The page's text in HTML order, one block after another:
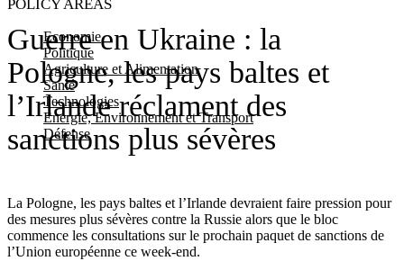
POLICY AREAS
Economie
Politique
Agriculture et Alimentation
Santé
Technologies
Energie, Environnement et Transport
Défense
Guerre en Ukraine : la
Pologne, les pays baltes et
l’Irlande réclament des
sanctions plus sévères
La Pologne, les pays baltes et l’Irlande devraient faire pression pour
des mesures plus sévères contre la Russie alors que le bloc
commence les consultations sur le prochain paquet de sanctions de
l’Union européenne ce week-end.